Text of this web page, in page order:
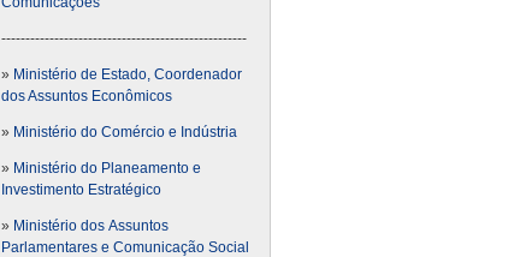
---------------------------------------------------
» Ministério de Estado, Coordenador
dos Assuntos Econômicos
» Ministério do Comércio e Indústria
» Ministério do Planeamento e
Investimento Estratégico
» Ministério dos Assuntos
Parlamentares e Comunicação Social